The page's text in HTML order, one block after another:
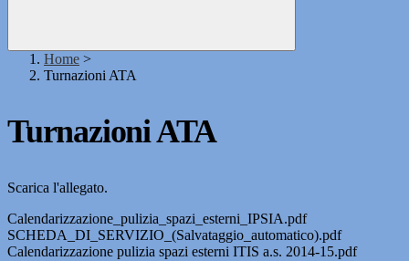
Home >
Turnazioni ATA
Turnazioni ATA
Scarica l'allegato.
Calendarizzazione_pulizia_spazi_esterni_IPSIA.pdf
SCHEDA_DI_SERVIZIO_(Salvataggio_automatico).pdf
Calendarizzazione pulizia spazi esterni ITIS a.s. 2014-15.pdf